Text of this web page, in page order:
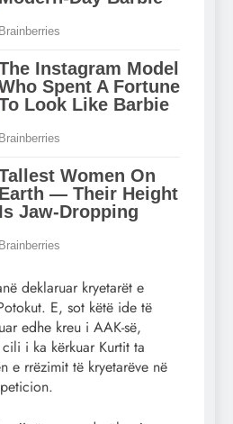
deklaruar kryetarët e
E, sot këtë ide të
edhe kreu i AAK-së,
i ka kërkuar Kurtit ta
e rrëzimit të kryetarëve në